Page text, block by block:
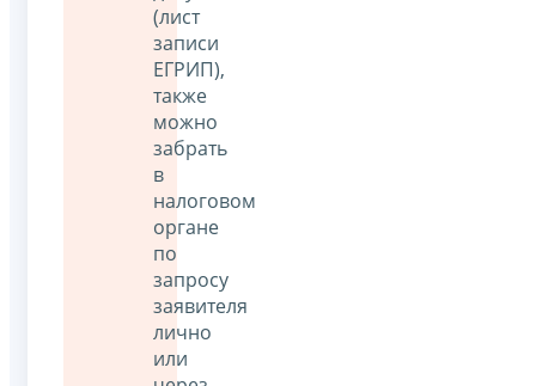
(лист
записи
ЕГРИП),
также
можно
забрать
в
налоговом
органе
по
запросу
заявителя
лично
или